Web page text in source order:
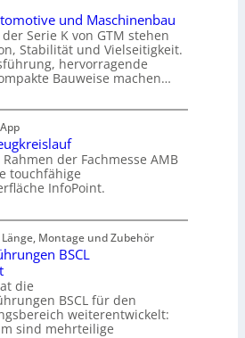
und Maschinenbau
Serie K von GTM stehen
Stabilität und Vielseitigkeit.
hervorragende
Bauweise machen…
der Fachmesse AMB
touchfähige
InfoPoint.
Montage und Zubehör
BSCL
die
BSCL für den
weiterentwickelt:
sind mehrteilige